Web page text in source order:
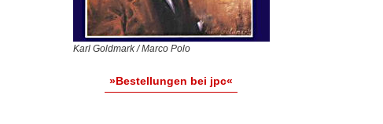
Karl Goldmark / Marco Polo
»Bestellungen bei jpc«